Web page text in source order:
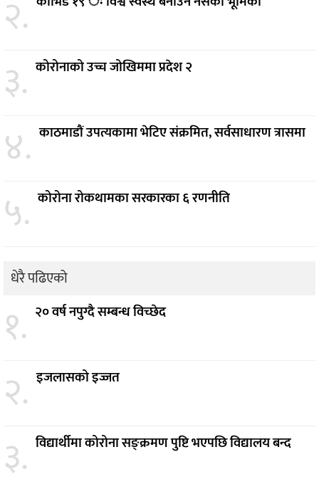
२.
३. कोरोनाको उच्च जोखिममा प्रदेश २
४. काठमाडौं उपत्यकामा भेटिए संक्रमित, सर्वसाधारण त्रासमा
५. कोरोना रोकथामका सरकारका ६ रणनीति
धेरै पढिएको
१. २० वर्ष नपुग्दै सम्बन्ध विच्छेद
२. इजलासको इज्जत
३. विद्यार्थीमा कोरोना सङ्क्रमण पुष्टि भएपछि विद्यालय बन्द